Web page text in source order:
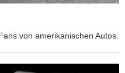
von amerikanischen Autos.